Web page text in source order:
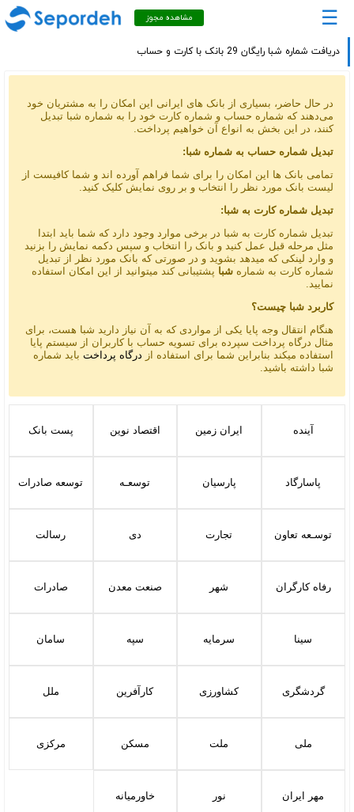
☰ مشاهده مجوز
دریافت شماره شبا رایگان 29 بانک با کارت و حساب
در حال حاضر، بسیاری از بانک های ایرانی این امکان را به مشتریان خود
می‌دهند که شماره حساب و شماره کارت خود را به شماره شبا تبدیل
کنند، در این بخش به انواع آن خواهیم پرداخت.
تبدیل شماره حساب به شماره شبا:
تمامی بانک ها این امکان را برای شما فراهم آورده اند و شما کافیست از
لیست بانک مورد نظر را انتخاب و بر روی نمایش کلیک کنید.
تبدیل شماره کارت به شبا:
تبدیل شماره کارت به شبا در برخی موارد وجود دارد که شما باید ابتدا
مثل مرحله قبل عمل کنید و بانک را انتخاب و سپس دکمه نمایش را بزنید
و وارد لینکی که میدهد بشوید و در صورتی که بانک مورد نظر از تبدیل
شماره کارت به شماره شبا پشتیبانی کند میتوانید از این امکان استفاده
نمایید.
کاربرد شبا چیست؟
هنگام انتقال وجه پایا یکی از مواردی که به آن نیاز دارید شبا هست، برای
مثال درگاه پرداخت سپرده برای تسویه حساب با کاربران از سیستم پایا
استفاده میکند بنابراین شما برای استفاده از درگاه پرداخت باید شماره
شبا داشته باشید.
آینده ایران زمین اقتصاد نوین پست بانک
پاسارگاد پارسیان توسعـه توسعه صادرات
توسـعه تعاون تجارت دی رسالت
رفاه کارگران شهر صنعت معدن صادرات
سینا سرمایه سپه سامان
گردشگری کشاورزی کارآفرین ملل
ملی ملت مسکن مرکزی
مهر ایران نور خاورمیانه